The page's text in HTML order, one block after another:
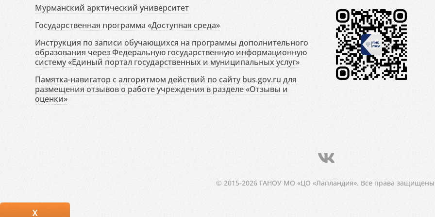
Мурманский арктический университет
Государственная программа «Доступная среда»
Инструкция по записи обучающихся на программы дополнительного
образования через Федеральную государственную информационную
систему «Единый портал государственных и муниципальных услуг»
Памятка-навигатор с алгоритмом действий по сайту bus.gov.ru для
размещения отзывов о работе учреждения в разделе «Отзывы и
оценки»
© 2015-2026 ГАНОУ МО «ЦО «Лапландия». Все права
X